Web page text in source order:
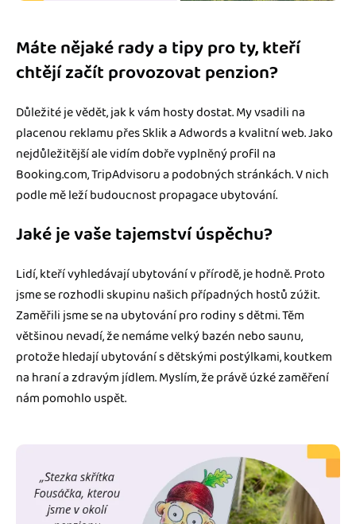
Máte nějaké rady a tipy pro ty, kteří
chtějí začít provozovat penzion?
Důležité je vědět, jak k vám hosty dostat. My vsadili na
placenou reklamu přes Sklik a Adwords a kvalitní web. Jako
nejdůležitější ale vidím dobře vyplněný profil na
Booking.com, TripAdvisoru a podobných stránkách. V nich
podle mě leží budoucnost propagace ubytování.
Jaké je vaše tajemství úspěchu?
Lidí, kteří vyhledávají ubytování v přírodě, je hodně. Proto
jsme se rozhodli skupinu našich případných hostů zúžit.
Zaměřili jsme se na ubytování pro rodiny s dětmi. Těm
většinou nevadí, že nemáme velký bazén nebo saunu,
protože hledají ubytování s dětskými postýlkami, koutkem
na hraní a zdravým jídlem. Myslím, že právě úzké zaměření
nám pomohlo uspět.